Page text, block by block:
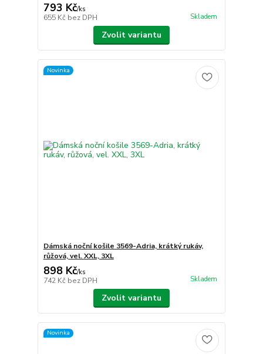
793 Kč/ks
655 Kč bez DPH Skladem
Zvolit variantu
Novinka
Dámská noční košile 3569-Adria, krátký rukáv,
růžová, vel. XXL, 3XL
898 Kč/ks
742 Kč bez DPH Skladem
Zvolit variantu
Novinka